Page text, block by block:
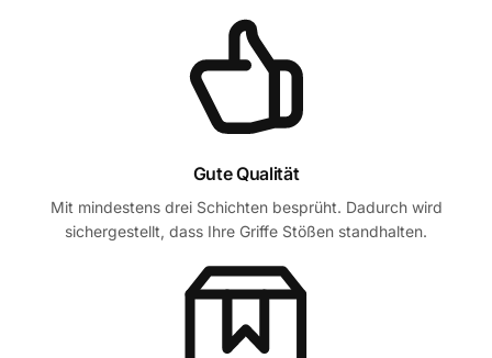
Gute Qualität
Mit mindestens drei Schichten besprüht. Dadurch wird
sichergestellt, dass Ihre Griffe Stößen standhalten.